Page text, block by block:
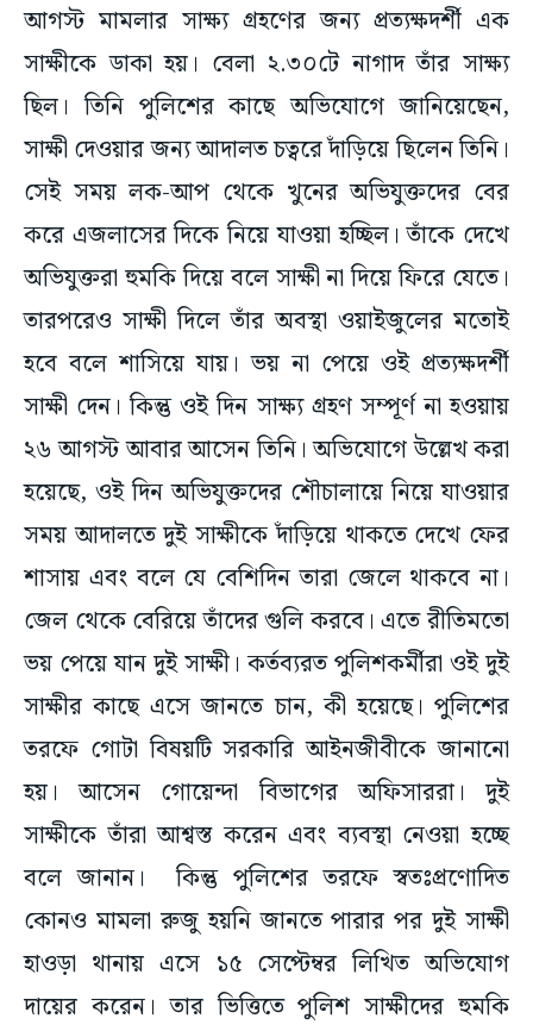
আগস্ট মামলার সাক্ষ্য গ্রহণের জন্য প্রত্যক্ষদর্শী এক
সাক্ষীকে ডাকা হয়। বেলা ২.৩০টে নাগাদ তাঁর সাক্ষ্য
ছিল। তিনি পুলিশের কাছে অভিযোগে জানিয়েছেন,
সাক্ষী দেওয়ার জন্য আদালত চত্বরে দাঁড়িয়ে ছিলেন তিনি।
সেই সময় লক-আপ থেকে খুনের অভিযুক্তদের বের
করে এজলাসের দিকে নিয়ে যাওয়া হচ্ছিল। তাঁকে দেখে
অভিযুক্তরা হুমকি দিয়ে বলে সাক্ষী না দিয়ে ফিরে যেতে।
তারপরেও সাক্ষী দিলে তাঁর অবস্থা ওয়াইজুলের মতোই
হবে বলে শাসিয়ে যায়। ভয় না পেয়ে ওই প্রত্যক্ষদর্শী
সাক্ষী দেন। কিন্তু ওই দিন সাক্ষ্য গ্রহণ সম্পূর্ণ না হওয়ায়
২৬ আগস্ট আবার আসেন তিনি। অভিযোগে উল্লেখ করা
হয়েছে, ওই দিন অভিযুক্তদের শৌচালায়ে নিয়ে যাওয়ার
সময় আদালতে দুই সাক্ষীকে দাঁড়িয়ে থাকতে দেখে ফের
শাসায় এবং বলে যে বেশিদিন তারা জেলে থাকবে না।
জেল থেকে বেরিয়ে তাঁদের গুলি করবে। এতে রীতিমতো
ভয় পেয়ে যান দুই সাক্ষী। কর্তব্যরত পুলিশকর্মীরা ওই দুই
সাক্ষীর কাছে এসে জানতে চান, কী হয়েছে। পুলিশের
তরফে গোটা বিষয়টি সরকারি আইনজীবীকে জানানো
হয়। আসেন গোয়েন্দা বিভাগের অফিসাররা। দুই
সাক্ষীকে তাঁরা আশ্বস্ত করেন এবং ব্যবস্থা নেওয়া হচ্ছে
বলে জানান। কিন্তু পুলিশের তরফে স্বতঃপ্রণোদিত
কোনও মামলা রুজু হয়নি জানতে পারার পর দুই সাক্ষী
হাওড়া থানায় এসে ১৫ সেপ্টেম্বর লিখিত অভিযোগ
দায়ের করেন। তার ভিত্তিতে পুলিশ সাক্ষীদের হুমকি